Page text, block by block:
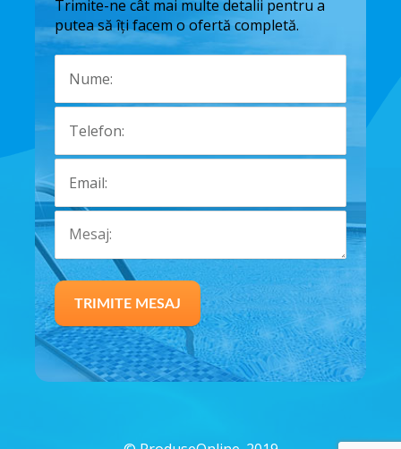
Trimite-ne cât mai multe detalii pentru a
putea să îți facem o ofertă completă.